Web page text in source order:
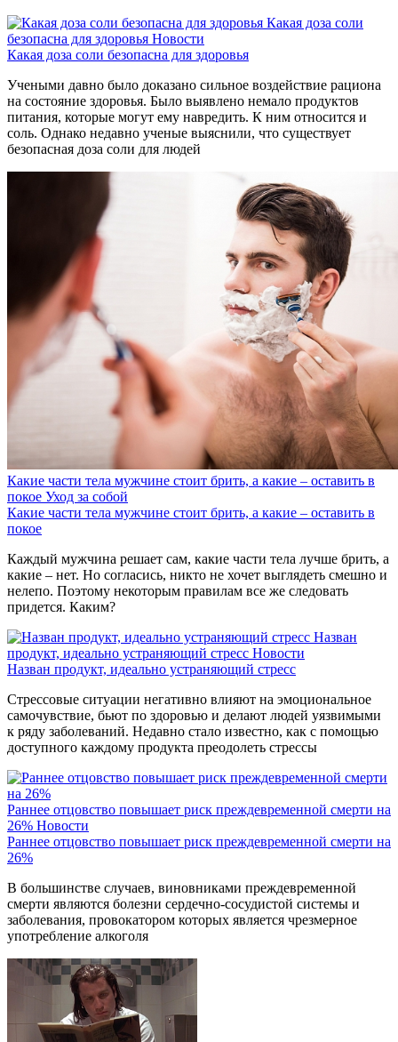
Какая доза соли
безопасна для здоровья Новости
Какая доза соли безопасна для здоровья
Учеными давно было доказано сильное воздействие рациона
на состояние здоровья. Было выявлено немало продуктов
питания, которые могут ему навредить. К ним относится и
соль. Однако недавно ученые выяснили, что существует
безопасная доза соли для людей
Какие части тела мужчине стоит брить, а какие – оставить в
покое Уход за собой
Какие части тела мужчине стоит брить, а какие – оставить в
покое
Каждый мужчина решает сам, какие части тела лучше брить, а
какие – нет. Но согласись, никто не хочет выглядеть смешно и
нелепо. Поэтому некоторым правилам все же следовать
придется. Каким?
Назван
продукт, идеально устраняющий стресс Новости
Назван продукт, идеально устраняющий стресс
Стрессовые ситуации негативно влияют на эмоциональное
самочувствие, бьют по здоровью и делают людей уязвимыми
к ряду заболеваний. Недавно стало известно, как с помощью
доступного каждому продукта преодолеть стрессы
Раннее отцовство повышает риск преждевременной смерти на
26% Новости
Раннее отцовство повышает риск преждевременной смерти на
26%
В большинстве случаев, виновниками преждевременной
смерти являются болезни сердечно-сосудистой системы и
заболевания, провокатором которых является чрезмерное
употребление алкоголя